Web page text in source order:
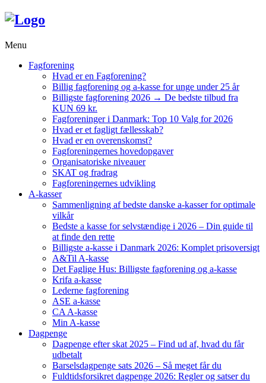
Menu
Fagforening
Hvad er en Fagforening?
Billig fagforening og a-kasse for unge under 25 år
Billigste fagforening 2026 → De bedste tilbud fra
KUN 69 kr.
Fagforeninger i Danmark: Top 10 Valg for 2026
Hvad er et fagligt fællesskab?
Hvad er en overenskomst?
Fagforeningernes hovedopgaver
Organisatoriske niveauer
SKAT og fradrag
Fagforeningernes udvikling
A-kasser
Sammenligning af bedste danske a-kasser for optimale
vilkår
Bedste a kasse for selvstændige i 2026 – Din guide til
at finde den rette
Billigste a-kasse i Danmark 2026: Komplet prisoversigt
A&Til A-kasse
Det Faglige Hus: Billigste fagforening og a-kasse
Krifa a-kasse
Lederne fagforening
ASE a-kasse
CA A-kasse
Min A-kasse
Dagpenge
Dagpenge efter skat 2025 – Find ud af, hvad du får
udbetalt
Barselsdagpenge sats 2026 – Så meget får du
Fuldtidsforsikret dagpenge 2026: Regler og satser du